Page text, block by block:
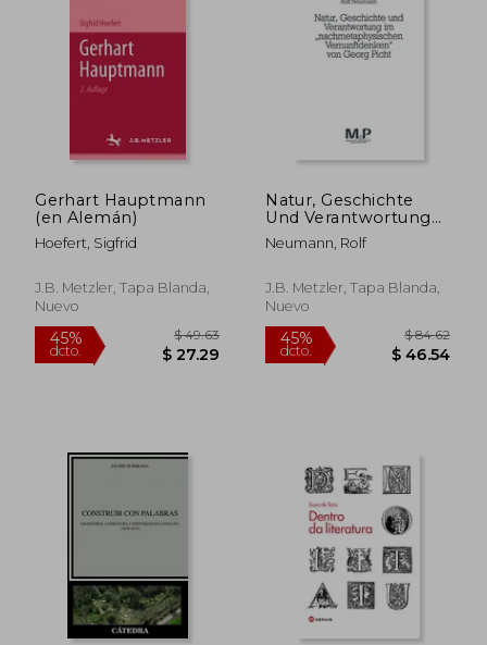
dcto. $ 96.52
40%
dcto. $
Gerhart Hauptmann
(en Alemán)
Hoefert, Sigfrid
J.B. Metzler, Tapa Blanda,
Nuevo
Natur, Geschichte
Und Verantwortung
Im
Nachmetaphysischen
Georg Picht: M&p
Schriftenreihe (en
Neumann, Rolf
J.B. Metzler, Tapa Blanda,
Nuevo